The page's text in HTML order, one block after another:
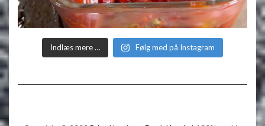
Indlæs mere … Følg med på Instagram